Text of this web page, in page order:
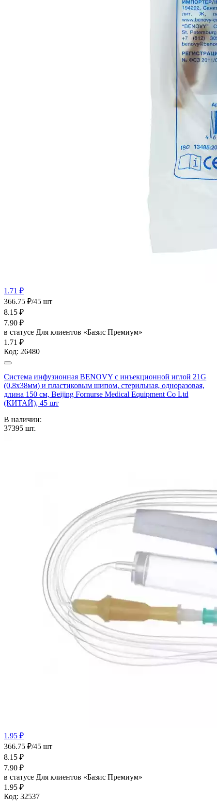
1.71 ₽
366.75 ₽/45 шт
8.15 ₽
7.90 ₽
в статусе Для клиентов «Базис Премиум»
1.71 ₽
Код: 26480
Система инфузионная BENOVY с инъекционной иглой 21G
(0,8х38мм) и пластиковым шипом, стерильная, одноразовая,
длина 150 см, Beijing Fornurse Medical Equipment Co Ltd
(КИТАЙ), 45 шт
В наличии:
37395 шт.
1.95 ₽
366.75 ₽/45 шт
8.15 ₽
7.90 ₽
в статусе Для клиентов «Базис Премиум»
1.95 ₽
Код: 32537